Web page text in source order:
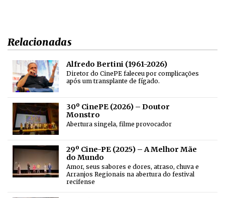
Relacionadas
Alfredo Bertini (1961-2026)
Diretor do CinePE faleceu por complicações
após um transplante de fígado.
30º CinePE (2026) – Doutor
Monstro
Abertura singela, filme provocador
29º Cine-PE (2025) – A Melhor Mãe
do Mundo
Amor, seus sabores e dores, atraso, chuva e
Arranjos Regionais na abertura do festival
recifense